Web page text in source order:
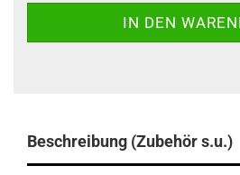
Beschreibung (Zubehör s.u.)